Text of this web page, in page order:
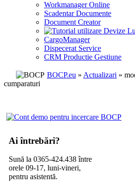
Workmanager Online
Scadentar Documente
Document Creator
CargoManager
Dispecerat Service
CRM Productie Gestiune
BOCP.eu » Actualizari »
cumparaturi
Ai întrebări?
Sună la 0365-424.438 între
orele 09-17, luni-vineri,
pentru asistentă.